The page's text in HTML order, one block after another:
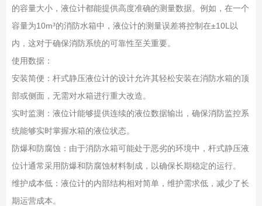
的容量大小，液位计都能提供高度准确的测量数据。例如，在一个
容量为10m³的消防水箱中，液位计的测量误差将控制在±10L以
内，这对于确保消防系统的可靠性至关重要。
使用数据：
安装简便：杆式静压液位计的设计允许其轻松安装在消防水箱的顶
部或侧面，无需对水箱进行重大改造。
实时监测：液位计能够提供连续的液位数据输出，确保消防监控系
统能够实时掌握水箱的液位状态。
防爆和防腐蚀：由于消防水箱可能处于恶劣的环境中，杆式静压液
位计通常采用防爆和防腐蚀材料制成，以确保长期稳定的运行。
维护成本低：液位计的内部结构相对简单，维护需求低，减少了长
期运营成本。